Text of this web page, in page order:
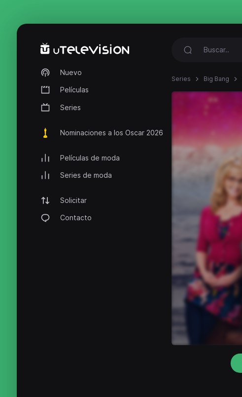
Nuevo
Películas
Series
Nominaciones a los Oscar 2026
Películas de moda
Series de moda
Solicitar
Contacto
Series Big Bang